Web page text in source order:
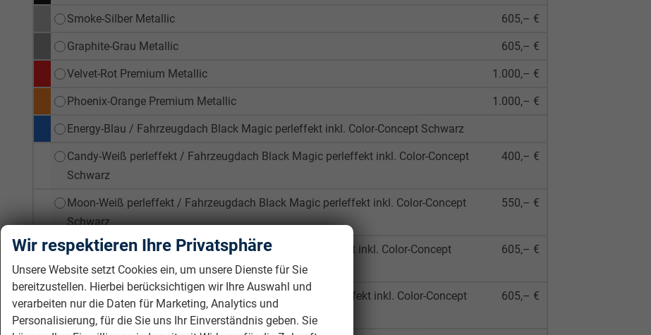
Smoke-Silber Metallic 605,– €
Graphite-Grau Metallic 605,– €
Velvet-Rot Premium Metallic 1.000,– €
Phoenix-Orange Premium Metallic 1.000,– €
Energy-Blau / Fahrzeugdach Black Magic perleffekt inkl. Color-Concept Schwarz
Candy-Weiß perleffekt / Fahrzeugdach Black Magic perleffekt inkl. Color-Concept
Schwarz
400,– €
Moon-Weiß perleffekt / Fahrzeugdach Black Magic perleffekt inkl. Color-Concept
Schwarz
550,– €
Race-Blau Metallic / Fahrzeugdach Black Magic perleffekt inkl. Color-Concept
Schwarz
605,– €
Smoke-Silber Metallic / Fahrzeugdach Black Magic perleffekt inkl. Color-Concept
Schwarz
605,– €
Wir respektieren Ihre Privatsphäre
Unsere Website setzt Cookies ein, um unsere Dienste für Sie
bereitzustellen. Hierbei berücksichtigen wir Ihre Auswahl und
verarbeiten nur die Daten für Marketing, Analytics und
Personalisierung, für die Sie uns Ihr Einverständnis geben. Sie